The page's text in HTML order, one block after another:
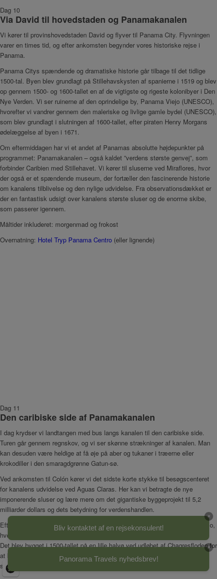
Dag 10
Via David til hovedstaden og Panamakanalen
Vi kører til provinshovedstaden David og flyver til Panama City. Flyvningen
varer en times tid, og efter ankomsten begynder vores historiske rejse i
Panama.
Panama Citys spændende og dramatiske historie går tilbage til det tidlige
1500-tal. Byen blev grundlagt på Stillehavskysten af spanierne i 1519 og blev
op gennem 1500- og 1600-tallet en af de vigtigste og rigeste kolonibyer i Den
Nye Verden. Vi ser ruinerne af den oprindelige by, Panama Viejo (UNESCO),
hvorefter vi vandrer gennem den maleriske og livlige gamle bydel (UNESCO),
som blev grundlagt i slutningen af 1600-tallet, efter piraten Henry Morgans
ødelæggelse af byen i 1671.
Om eftermiddagen har vi et andet af Panamas absolutte højdepunkter på
programmet: Panamakanalen – også kaldet ”verdens største genvej”, som
forbinder Caribien med Stillehavet. Vi kører til sluserne ved Miraflores, hvor
der også er et spændende museum, der fortæller den fascinerende historie
om kanalens tilblivelse og den nylige udvidelse. Fra observationsdækket er
der en fantastisk udsigt over kanalens største sluser og de enorme skibe,
som passerer igennem.
Måltider inkluderet: morgenmad og frokost
Overnatning: Hotel Tryp Panama Centro (eller lignende)
Dag 11
Den caribiske side af Panamakanalen
I dag krydser vi landtangen med bus langs kanalen til den caribiske side.
Turen går gennem regnskov, og vi ser skønne strækninger af kanalen. Man
kan desuden være heldige at få øje på aber og tukaner i træerne eller
krokodiller i den smaragdgrønne Gatun-sø.
Ved ankomsten til Colón kører vi det sidste korte stykke til besøgscenteret
for kanalens udvidelse ved Aguas Claras. Her kan vi betragte de nye
imponerende sluser og lære mere om det gigantiske byggeprojekt til 5,2
milliarder dollars og dets betydning for verdenshandlen.
Efter besøget fortsætter vi vores kørsel gennem regnskoven til San Lorenzo,
hvor det berømte fort er en af Panamas vigtige seværdigheder (UNESCO).
Det blev bygget i 1500-tallet på en lille halvø ved udløbet af Chagresfloden for
at beskytte sejlruten til Panama City fra den caribiske side under den
spanske kolonisering.
Bliv kontaktet af en rejsekonsulent!
×
Panorama Travels nyhedsbrev!
×